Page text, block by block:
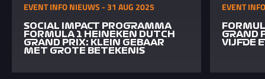
EVENT INFO NIEUWS - 31 AUG 2025
SOCIAL IMPACT PROGRAMMA
FORMULA 1 HEINEKEN DUTCH
GRAND PRIX: KLEIN GEBAAR
MET GROTE BETEKENIS
EVENT
GRAND
VIJFDE